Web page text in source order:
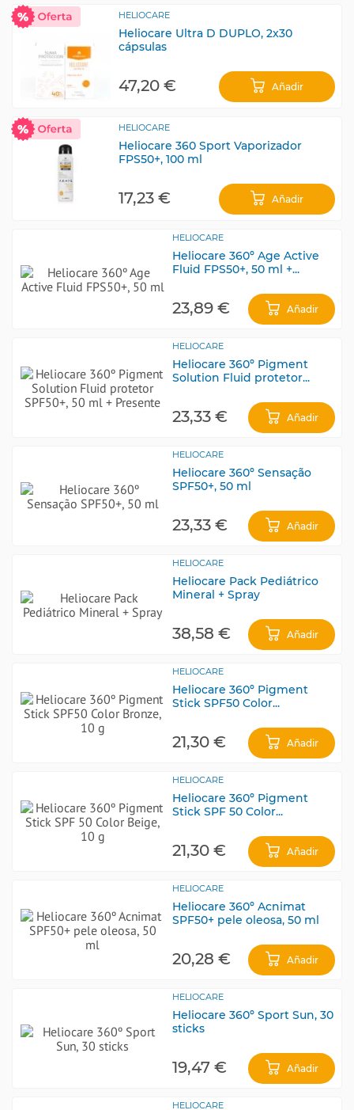
HELIOCARE
Heliocare Ultra D DUPLO, 2x30
cápsulas
47,20 € Añadir
HELIOCARE
Heliocare 360 Sport Vaporizador
FPS50+, 100 ml
17,23 € Añadir
HELIOCARE
Heliocare 360º Age Active
Fluid FPS50+, 50 ml +...
23,89 € Añadir
HELIOCARE
Heliocare 360º Pigment
Solution Fluid protetor...
23,33 € Añadir
HELIOCARE
Heliocare 360º Sensação
SPF50+, 50 ml
23,33 € Añadir
HELIOCARE
Heliocare Pack Pediátrico
Mineral + Spray
38,58 € Añadir
HELIOCARE
Heliocare 360º Pigment
Stick SPF50 Color...
21,30 € Añadir
HELIOCARE
Heliocare 360º Pigment
Stick SPF 50 Color...
21,30 € Añadir
HELIOCARE
Heliocare 360º Acnimat
SPF50+ pele oleosa, 50 ml
20,28 € Añadir
HELIOCARE
Heliocare 360º Sport Sun, 30
sticks
19,47 € Añadir
HELIOCARE